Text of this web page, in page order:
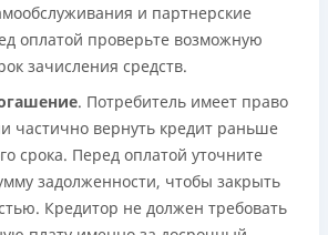
и партнерские
оплатой проверьте возможную
зачисления средств.
. Потребитель имеет право
частично вернуть кредит раньше
срока. Перед оплатой уточните
задолженности, чтобы закрыть
Кредитор не должен требовать